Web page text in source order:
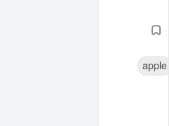
apple